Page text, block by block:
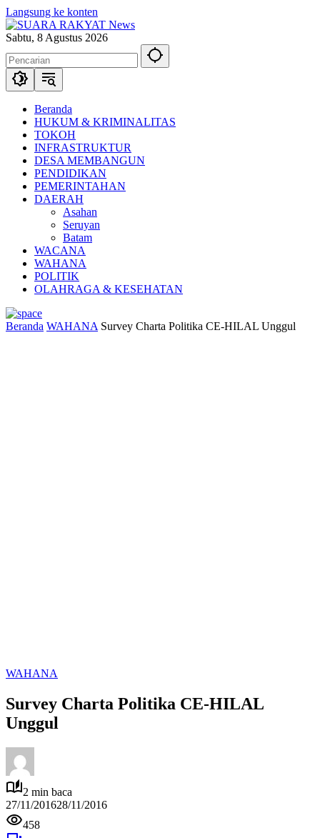
Langsung ke konten
Sabtu, 8 Agustus 2026
Beranda
HUKUM & KRIMINALITAS
TOKOH
INFRASTRUKTUR
DESA MEMBANGUN
PENDIDIKAN
PEMERINTAHAN
DAERAH
Asahan
Seruyan
Batam
WACANA
WAHANA
POLITIK
OLAHRAGA & KESEHATAN
Beranda WAHANA Survey Charta Politika CE-HILAL Unggul
WAHANA
Survey Charta Politika CE-HILAL
Unggul
2 min baca
27/11/201628/11/2016
458